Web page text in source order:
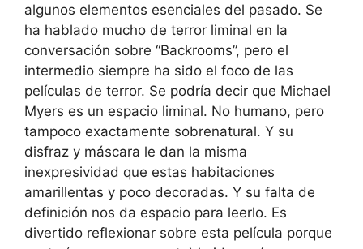
algunos elementos esenciales del pasado. Se
ha hablado mucho de terror liminal en la
conversación sobre “Backrooms”, pero el
intermedio siempre ha sido el foco de las
películas de terror. Se podría decir que Michael
Myers es un espacio liminal. No humano, pero
tampoco exactamente sobrenatural. Y su
disfraz y máscara le dan la misma
inexpresividad que estas habitaciones
amarillentas y poco decoradas. Y su falta de
definición nos da espacio para leerlo. Es
divertido reflexionar sobre esta película porque